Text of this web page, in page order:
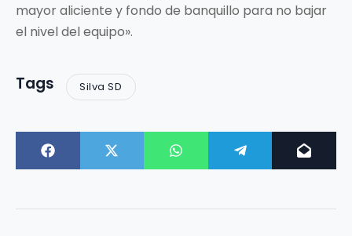
mayor aliciente y fondo de banquillo para no bajar
el nivel del equipo».
Tags Silva SD